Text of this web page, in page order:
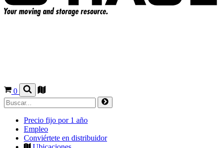
0
Precio fijo por 1 año
Empleo
Conviértete en distribuidor